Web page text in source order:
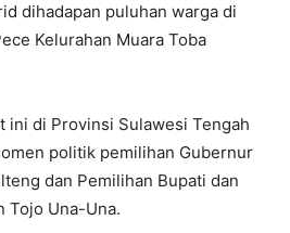
dihadapan puluhan warga di
Kelurahan Muara Toba
ini di Provinsi Sulawesi Tengah
politik pemilihan Gubernur
dan Pemilihan Bupati dan
Tojo Una-Una.